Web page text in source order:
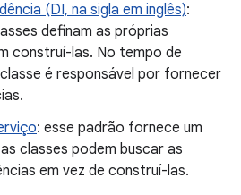
(DI, na sigla em inglês):
definam as próprias
construí-las. No tempo de
é responsável por fornecer
: esse padrão fornece um
classes podem buscar as
em vez de construí-las.